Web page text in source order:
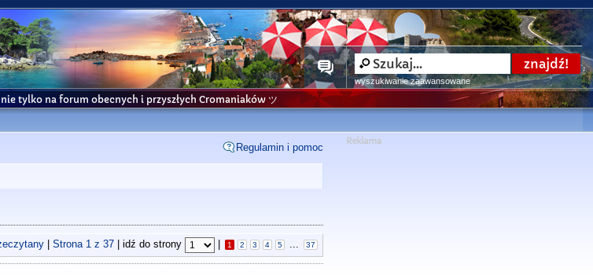
wyszukiwanie zaawansowane
tylko na forum obecnych i przyszłych Cromaniaków ツ
Regulamin i pomoc
| Strona 1z 37| idź do strony 1 2 3 4 5 ... 37